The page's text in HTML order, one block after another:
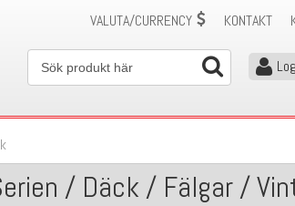
KONTAKT
VALUTA/CURRENCY
/ Däck / Fälgar /